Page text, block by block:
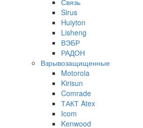
Sirus
Huiyton
Lisheng
ВЭБР
РАДОН
Взрывозащищенные
Motorola
Kirisun
Comrade
ТАКТ Atex
Icom
Kenwood